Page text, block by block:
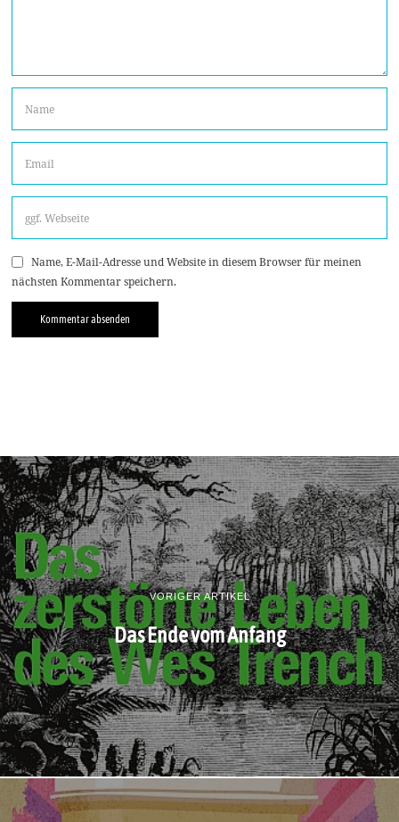
Name, E-Mail-Adresse und Website in diesem Browser für meinen
nächsten Kommentar speichern.
VORIGER ARTIKEL
Das Ende vom Anfang